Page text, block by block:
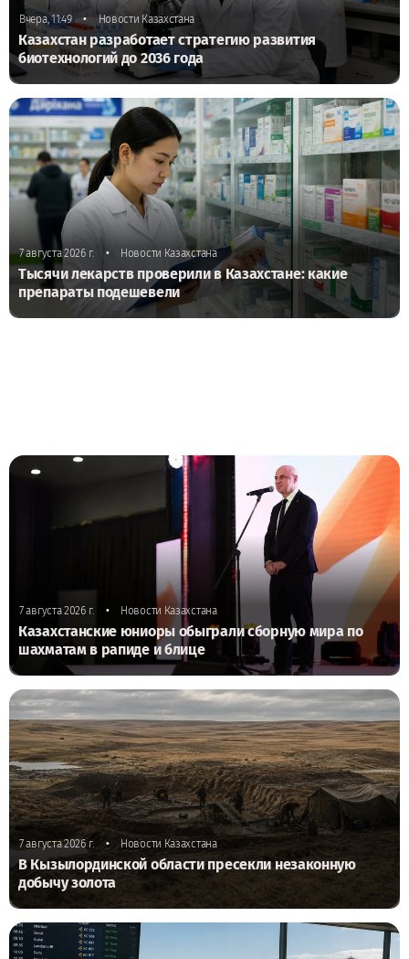
Вчера, 11:49 • Новости Казахстана
Казахстан разработает стратегию развития
биотехнологий до 2036 года
7 августа 2026 г. • Новости Казахстана
Тысячи лекарств проверили в Казахстане: какие
препараты подешевели
7 августа 2026 г. • Новости Казахстана
Казахстанские юниоры обыграли сборную мира по
шахматам в рапиде и блице
7 августа 2026 г. • Новости Казахстана
В Кызылординской области пресекли незаконную
добычу золота